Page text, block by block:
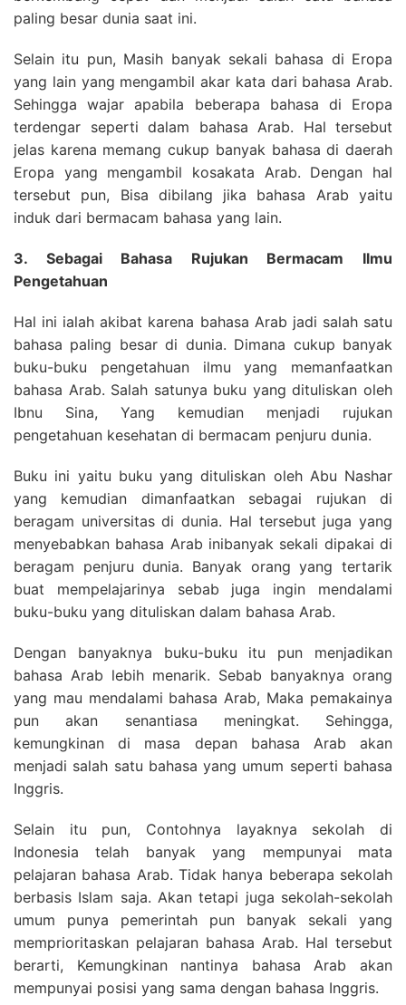
paling besar dunia saat ini.
Selain itu pun, Masih banyak sekali bahasa di Eropa
yang lain yang mengambil akar kata dari bahasa Arab.
Sehingga wajar apabila beberapa bahasa di Eropa
terdengar seperti dalam bahasa Arab. Hal tersebut
jelas karena memang cukup banyak bahasa di daerah
Eropa yang mengambil kosakata Arab. Dengan hal
tersebut pun, Bisa dibilang jika bahasa Arab yaitu
induk dari bermacam bahasa yang lain.
3. Sebagai Bahasa Rujukan Bermacam Ilmu
Pengetahuan
Hal ini ialah akibat karena bahasa Arab jadi salah satu
bahasa paling besar di dunia. Dimana cukup banyak
buku-buku pengetahuan ilmu yang memanfaatkan
bahasa Arab. Salah satunya buku yang dituliskan oleh
Ibnu Sina, Yang kemudian menjadi rujukan
pengetahuan kesehatan di bermacam penjuru dunia.
Buku ini yaitu buku yang dituliskan oleh Abu Nashar
yang kemudian dimanfaatkan sebagai rujukan di
beragam universitas di dunia. Hal tersebut juga yang
menyebabkan bahasa Arab inibanyak sekali dipakai di
beragam penjuru dunia. Banyak orang yang tertarik
buat mempelajarinya sebab juga ingin mendalami
buku-buku yang dituliskan dalam bahasa Arab.
Dengan banyaknya buku-buku itu pun menjadikan
bahasa Arab lebih menarik. Sebab banyaknya orang
yang mau mendalami bahasa Arab, Maka pemakainya
pun akan senantiasa meningkat. Sehingga,
kemungkinan di masa depan bahasa Arab akan
menjadi salah satu bahasa yang umum seperti bahasa
Inggris.
Selain itu pun, Contohnya layaknya sekolah di
Indonesia telah banyak yang mempunyai mata
pelajaran bahasa Arab. Tidak hanya beberapa sekolah
berbasis Islam saja. Akan tetapi juga sekolah-sekolah
umum punya pemerintah pun banyak sekali yang
memprioritaskan pelajaran bahasa Arab. Hal tersebut
berarti, Kemungkinan nantinya bahasa Arab akan
mempunyai posisi yang sama dengan bahasa Inggris.